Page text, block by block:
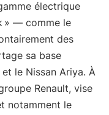
électrique
» — comme le
des
sa base
le Nissan Ariya. À
Renault, vise
notamment le